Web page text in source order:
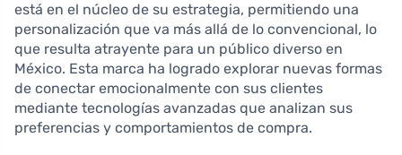
está en el núcleo de su estrategia, permitiendo una
personalización que va más allá de lo convencional, lo
que resulta atrayente para un público diverso en
México. Esta marca ha logrado explorar nuevas formas
de conectar emocionalmente con sus clientes
mediante tecnologías avanzadas que analizan sus
preferencias y comportamientos de compra.